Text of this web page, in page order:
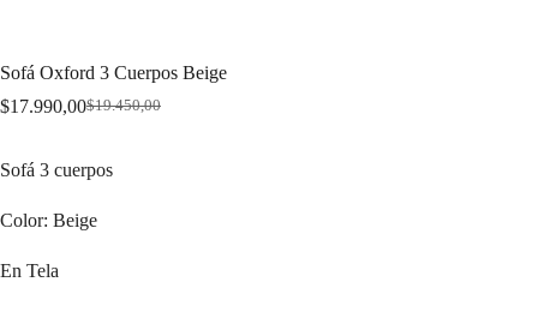
Sofá Oxford 3 Cuerpos Beige
$19.450,00
Original
$19.450,00.
$17.990,00Current
$17.990,00.
Sofá 3 cuerpos
Color: Beige
En Tela